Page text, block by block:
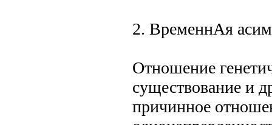
2. ВременнАя
Отношение
существование и
причинное